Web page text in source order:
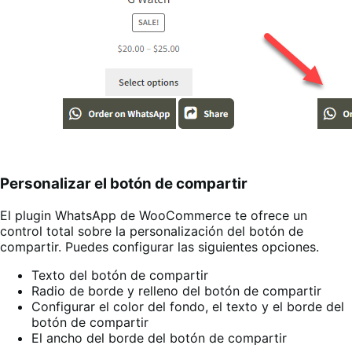
Personalizar el botón de compartir
El plugin WhatsApp de WooCommerce te ofrece un
control total sobre la personalización del botón de
compartir. Puedes configurar las siguientes opciones.
Texto del botón de compartir
Radio de borde y relleno del botón de compartir
Configurar el color del fondo, el texto y el borde del
botón de compartir
El ancho del borde del botón de compartir